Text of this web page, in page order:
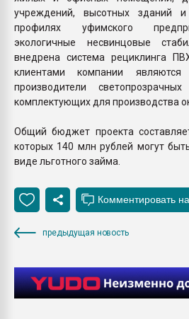
учреждений, высотных зданий
профилях уфимского
экологичные несвинцовые
внедрена система рециклинга
клиентами компании
производители
комплектующих для производства
Общий бюджет проекта
которых 140 млн рублей могут
виде льготного займа.
предыдущая новость